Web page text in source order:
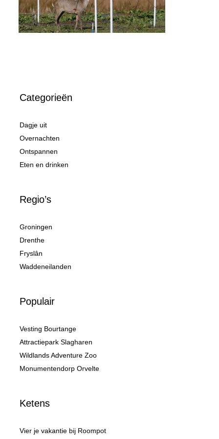
Categorieën
Dagje uit
Overnachten
Ontspannen
Eten en drinken
Regio’s
Groningen
Drenthe
Fryslân
Waddeneilanden
Populair
Vesting Bourtange
Attractiepark Slagharen
Wildlands Adventure Zoo
Monumentendorp Orvelte
Ketens
Vier je vakantie bij Roompot